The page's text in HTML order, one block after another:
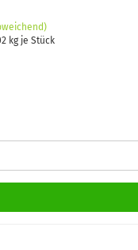
kg je Stück